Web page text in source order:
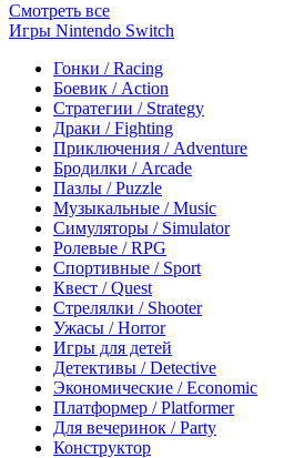
Смотреть все
Игры Nintendo Switch
Гонки / Racing
Боевик / Action
Стратегии / Strategy
Драки / Fighting
Приключения / Adventure
Бродилки / Arcade
Пазлы / Puzzle
Музыкальные / Music
Симуляторы / Simulator
Ролевые / RPG
Спортивные / Sport
Квест / Quest
Стрелялки / Shooter
Ужасы / Horror
Игры для детей
Детективы / Detective
Экономические / Economic
Платформер / Platformer
Для вечеринок / Party
Конструктор